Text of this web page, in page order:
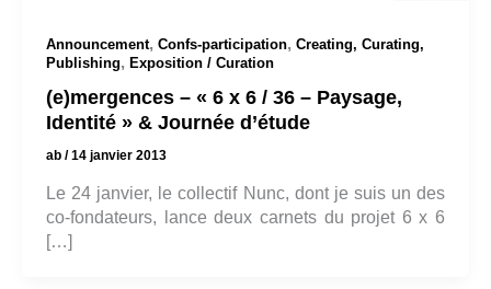
Announcement, Confs-participation, Creating, Curating,
Publishing, Exposition / Curation
(e)mergences – « 6 x 6 / 36 – Paysage,
Identité » & Journée d’étude
ab /14 janvier 2013
Le 24 janvier, le collectif Nunc, dont je suis un des
co-fondateurs, lance deux carnets du projet 6 x 6
[…]